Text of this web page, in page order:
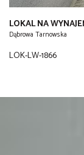
LOKAL NA
Dąbrowa Tarnowska
LOK-LW-1866